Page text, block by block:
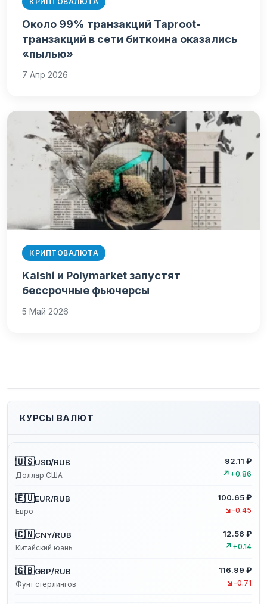
Около 99% транзакций Taproot-
транзакций в сети биткоина оказались
«пылью»
7 Апр 2026
КРИПТОВАЛЮТА
Kalshi и Polymarket запустят
бессрочные фьючерсы
5 Май 2026
КУРСЫ ВАЛЮТ
🇺🇸USD/RUB
Доллар США
92.11 ₽
↗ +0.86
🇪🇺EUR/RUB
Евро
100.65 ₽
↘ -0.45
🇨🇳CNY/RUB
Китайский юань
12.56 ₽
↗ +0.14
🇬🇧GBP/RUB
Фунт стерлингов
116.99 ₽
↘ -0.71